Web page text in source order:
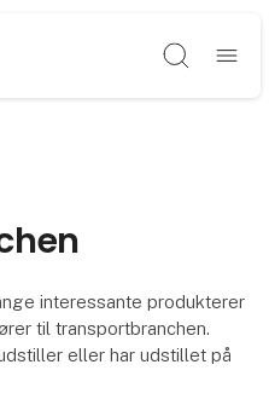
Søg
interessante produkterer
til transportbranchen.
eller har udstillet på